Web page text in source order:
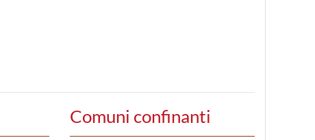
Comuni confinanti